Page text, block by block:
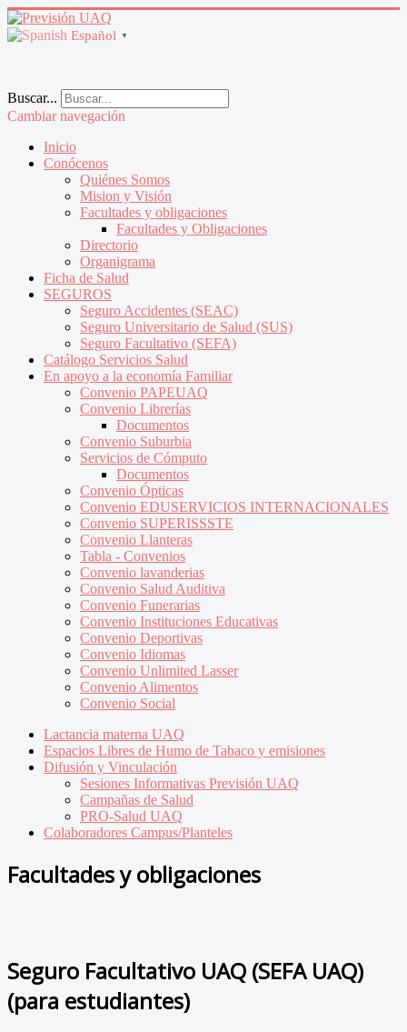
Español ▼
Buscar...
Cambiar navegación
Inicio
Conócenos
Quiénes Somos
Mision y Visión
Facultades y obligaciones
Facultades y Obligaciones
Directorio
Organigrama
Ficha de Salud
SEGUROS
Seguro Accidentes (SEAC)
Seguro Universitario de Salud (SUS)
Seguro Facultativo (SEFA)
Catálogo Servicios Salud
En apoyo a la economía Familiar
Convenio PAPEUAQ
Convenio Librerías
Documentos
Convenio Suburbia
Servicios de Cómputo
Documentos
Convenio Ópticas
Convenio EDUSERVICIOS INTERNACIONALES
Convenio SUPERISSSTE
Convenio Llanteras
Tabla - Convenios
Convenio lavanderias
Convenio Salud Auditiva
Convenio Funerarias
Convenio Instituciones Educativas
Convenio Deportivas
Convenio Idiomas
Convenio Unlimited Lasser
Convenio Alimentos
Convenio Social
Lactancia materna UAQ
Espacios Libres de Humo de Tabaco y emisiones
Difusión y Vinculación
Sesiones Informativas Previsión UAQ
Campañas de Salud
PRO-Salud UAQ
Colaboradores Campus/Planteles
Facultades y obligaciones
Seguro Facultativo UAQ (SEFA UAQ)
(para estudiantes)